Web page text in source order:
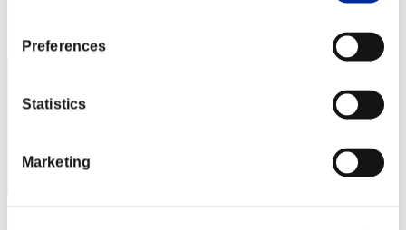
Preferences
Statistics
Marketing